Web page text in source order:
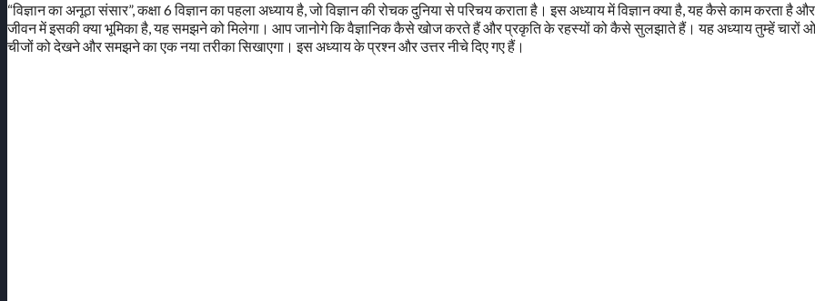
“विज्ञान का अनूठा संसार”, कक्षा 6 विज्ञान का पहला अध्याय है, जो विज्ञान की रोचक दुनिया से परिचय कराता है। इस अध्याय में विज्ञान क्या है, यह कैसे काम करता है
जीवन में इसकी क्या भूमिका है, यह समझने को मिलेगा। आप जानोगे कि वैज्ञानिक कैसे खोज करते हैं और प्रकृति के रहस्यों को कैसे सुलझाते हैं। यह अध्याय तुम्हें चारों
चीजों को देखने और समझने का एक नया तरीका सिखाएगा। इस अध्याय के प्रश्न और उत्तर नीचे दिए गए हैं।